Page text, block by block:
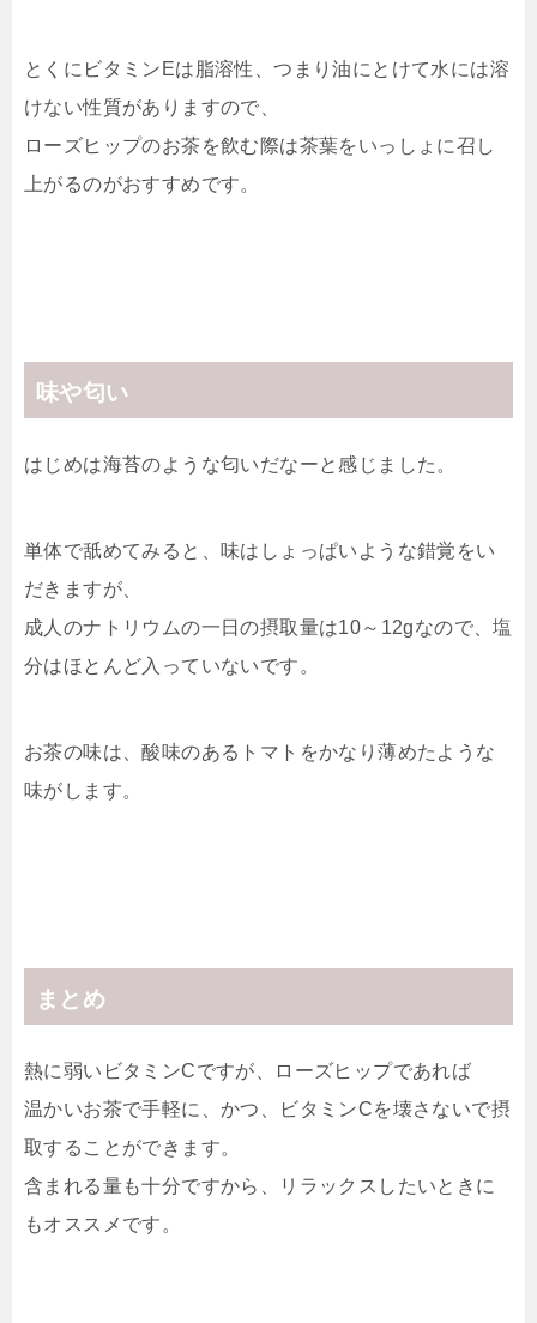
とくにビタミンEは脂溶性、つまり油にとけて水には溶
けない性質がありますので、
ローズヒップのお茶を飲む際は茶葉をいっしょに召し
上がるのがおすすめです。
味や匂い
はじめは海苔のような匂いだなーと感じました。
単体で舐めてみると、味はしょっぱいような錯覚をい
だきますが、
成人のナトリウムの一日の摂取量は10～12gなので、塩
分はほとんど入っていないです。
お茶の味は、酸味のあるトマトをかなり薄めたような
味がします。
まとめ
熱に弱いビタミンCですが、ローズヒップであれば
温かいお茶で手軽に、かつ、ビタミンCを壊さないで摂
取することができます。
含まれる量も十分ですから、リラックスしたいときに
もオススメです。